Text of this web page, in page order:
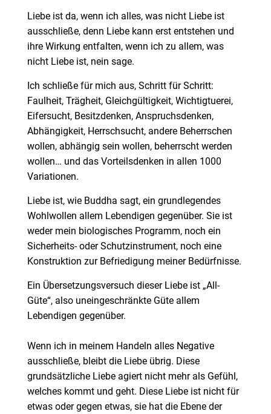
Liebe ist da, wenn ich alles, was nicht Liebe ist
ausschließe, denn Liebe kann erst entstehen und
ihre Wirkung entfalten, wenn ich zu allem, was
nicht Liebe ist, nein sage.
Ich schließe für mich aus, Schritt für Schritt:
Faulheit, Trägheit, Gleichgültigkeit, Wichtigtuerei,
Eifersucht, Besitzdenken, Anspruchsdenken,
Abhängigkeit, Herrschsucht, andere Beherrschen
wollen, abhängig sein wollen, beherrscht werden
wollen… und das Vorteilsdenken in allen 1000
Variationen.
Liebe ist, wie Buddha sagt, ein grundlegendes
Wohlwollen allem Lebendigen gegenüber. Sie ist
weder mein biologisches Programm, noch ein
Sicherheits- oder Schutzinstrument, noch eine
Konstruktion zur Befriedigung meiner Bedürfnisse.
Ein Übersetzungsversuch dieser Liebe ist „All-
Güte“, also uneingeschränkte Güte allem
Lebendigen gegenüber.
Wenn ich in meinem Handeln alles Negative
ausschließe, bleibt die Liebe übrig. Diese
grundsätzliche Liebe agiert nicht mehr als Gefühl,
welches kommt und geht. Diese Liebe ist nicht für
etwas oder gegen etwas, sie hat die Ebene der